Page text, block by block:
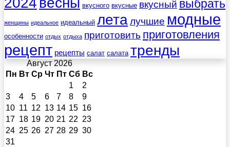
вкусного вкусные вкусный выбрать
женщины идеальное идеальный леталучшие модные
особенности отдых отдыха приготовить приготовления
рецепт рецепты салат салата тренды
Август 2026
Пн Вт Ср Чт Пт Сб Вс
1
2
3
4 5 6 7 8
9
10 11 12 13 14 15 16
17 18 19 20 21 22 23
24 25 26 27 28 29 30
31